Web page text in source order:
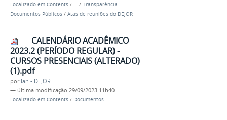
Localizado em Contents / / Transparência -
Documentos Públicos / Atas de reuniões do DEJOR
CALENDÁRIO ACADÊMICO
2023.2 (PERÍODO REGULAR) -
CURSOS PRESENCIAIS (ALTERADO)
(1).pdf
por Ian - DEJOR
— última modificação 29/09/2023 11h40
Localizado em Contents / Documentos